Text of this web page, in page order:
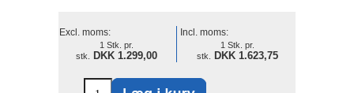
Excl. moms: Incl. moms:
1 Stk. pr.
stk.
DKK 1.299,00
1 Stk. pr.
stk.
DKK 1.623,75